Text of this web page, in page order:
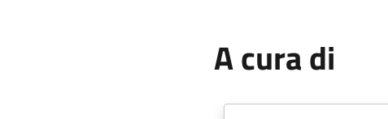
A cura di